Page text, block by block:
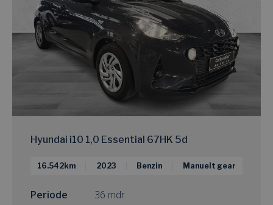
Hyundai i10 1,0 Essential 67HK 5d
16.542km 2023 Benzin Manuelt gear
Periode
36 mdr.